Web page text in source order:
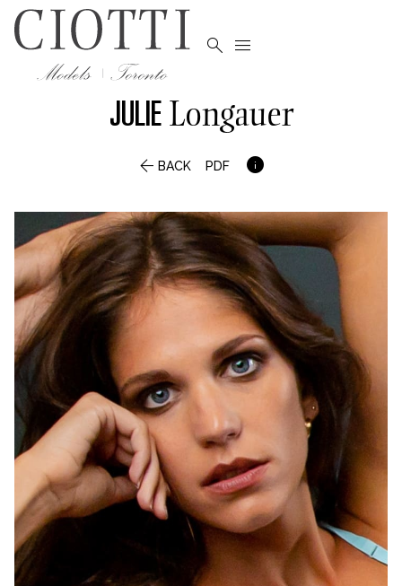
 
JULIE Longauer
 BACK PDF 